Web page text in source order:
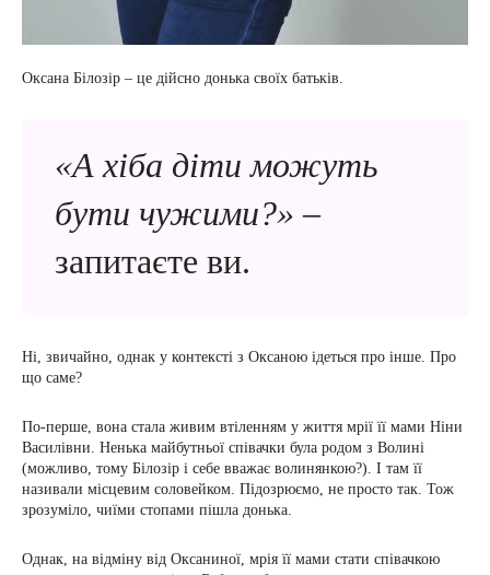
Оксана Білозір – це дійсно донька своїх батьків.
«А хіба діти можуть
бути чужими?» –
запитаєте ви.
Ні, звичайно, однак у контексті з Оксаною ідеться про інше. Про
що саме?
По-перше, вона стала живим втіленням у життя мрії її мами Ніни
Василівни. Ненька майбутньої співачки була родом з Волині
(можливо, тому Білозір і себе вважає волинянкою?). І там її
називали місцевим соловейком. Підозрюємо, не просто так. Тож
зрозуміло, чиїми стопами пішла донька.
Однак, на відміну від Оксаниної, мрія її мами стати співачкою